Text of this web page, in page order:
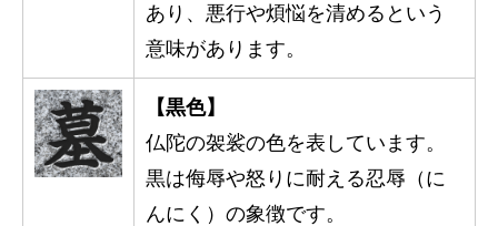
あり、悪行や煩悩を清めるという
意味があります。
【黒色】
仏陀の袈裟の色を表しています。
黒は侮辱や怒りに耐える忍辱（に
んにく）の象徴です。